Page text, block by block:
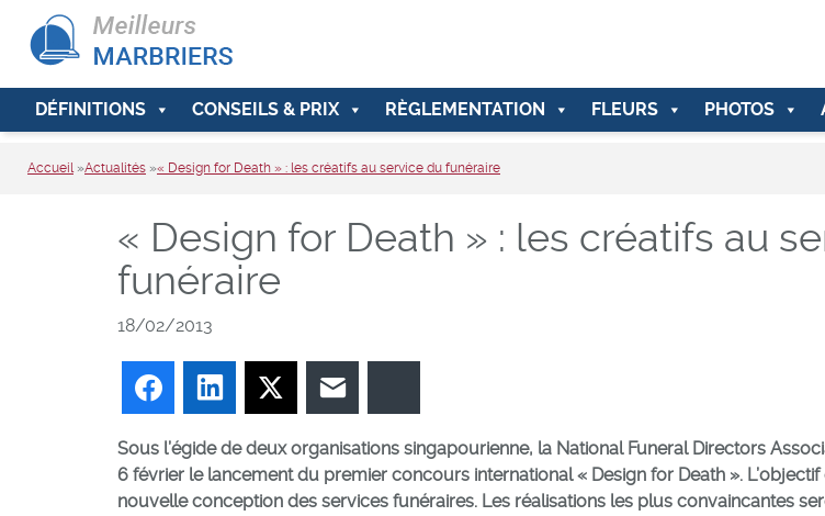
DÉFINITIONS CONSEILS & PRIX RÈGLEMENTATION FLEURS PHOTOS
Accueil»Actualités »« Design for Death » : les créatifs au service du funéraire
« Design for Death » : les créatifs au
funéraire
18/02/2013
FacebookLinkedIn Twitter
Sous l’égide de deux organisations singapourienne, la National Funeral Directors
6 février le lancement du premier concours international « Design for Death ». L’objectif
nouvelle conception des services funéraires. Les réalisations les plus convaincantes